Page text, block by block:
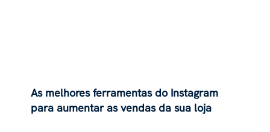
As melhores ferramentas do Instagram
para aumentar as vendas da sua loja